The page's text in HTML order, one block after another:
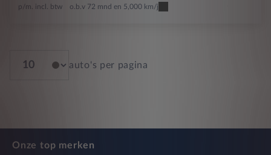
p/m. incl. btw o.b.v 72 mnd en 5,000 km/j
auto's per pagina
Onze top merken